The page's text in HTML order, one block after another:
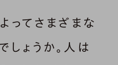
ってさまざまな
ょうか。人は